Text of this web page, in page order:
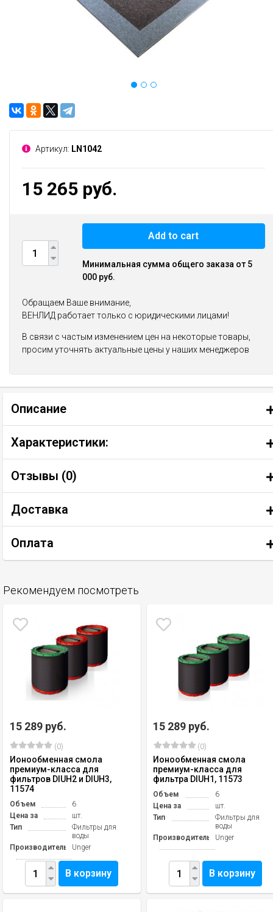
Артикул: LN1042
15 265 руб.
Add to cart
Минимальная сумма общего заказа от 5
000 руб.
Обращаем Ваше внимание,
ВЕНЛИД работает только с юридическими лицами!
В связи с частым изменением цен на некоторые товары,
просим уточнять актуальные цены у наших менеджеров
Описание
Характеристики:
Отзывы (0)
Доставка
Оплата
Рекомендуем посмотреть
15 289 руб.
(0)
Ионообменная смола
премиум-класса для
фильтров DIUH2 и DIUH3,
11574
Объем
6
Цена за
шт.
Тип
Фильтры для
воды
Производитель
Unger
В корзину
15 289 руб.
(0)
Ионообменная смола
премиум-класса для
фильтра DIUH1, 11573
Объем
6
Цена за
шт.
Тип
Фильтры для
воды
Производитель
Unger
В корзину